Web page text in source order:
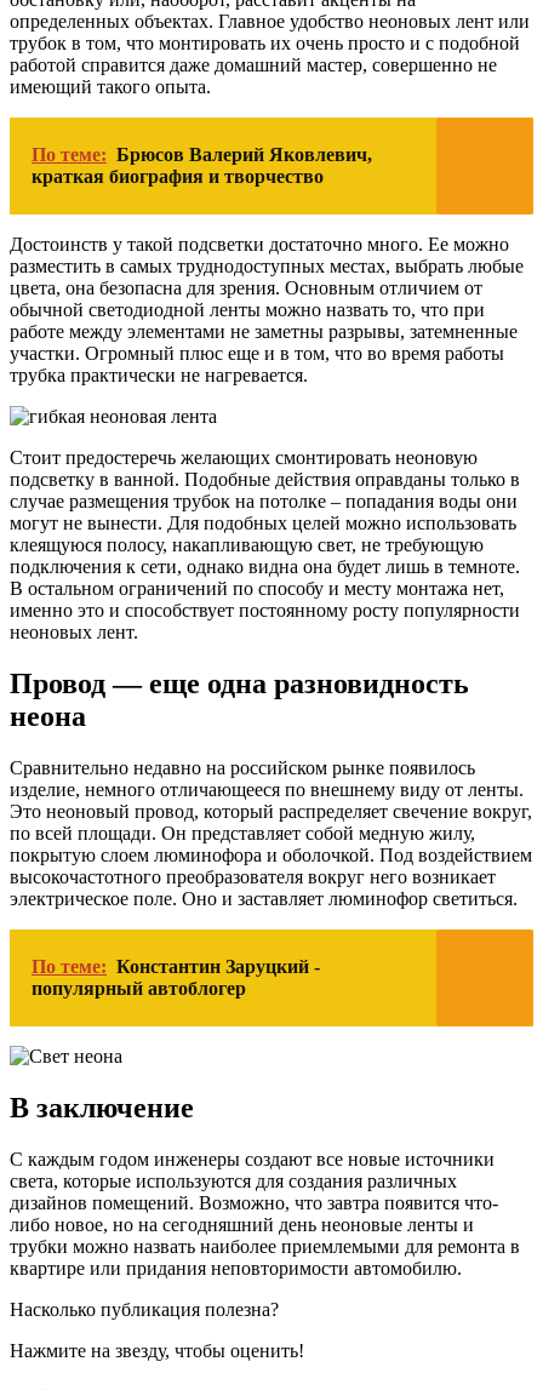
определенных объектах. Главное удобство неоновых лент или
трубок в том, что монтировать их очень просто и с подобной
работой справится даже домашний мастер, совершенно не
имеющий такого опыта.
По теме: Брюсов Валерий Яковлевич,
краткая биография и творчество
Достоинств у такой подсветки достаточно много. Ее можно
разместить в самых труднодоступных местах, выбрать любые
цвета, она безопасна для зрения. Основным отличием от
обычной светодиодной ленты можно назвать то, что при
работе между элементами не заметны разрывы, затемненные
участки. Огромный плюс еще и в том, что во время работы
трубка практически не нагревается.
Стоит предостеречь желающих смонтировать неоновую
подсветку в ванной. Подобные действия оправданы только в
случае размещения трубок на потолке – попадания воды они
могут не вынести. Для подобных целей можно использовать
клеящуюся полосу, накапливающую свет, не требующую
подключения к сети, однако видна она будет лишь в темноте.
В остальном ограничений по способу и месту монтажа нет,
именно это и способствует постоянному росту популярности
неоновых лент.
Провод — еще одна разновидность
неона
Сравнительно недавно на российском рынке появилось
изделие, немного отличающееся по внешнему виду от ленты.
Это неоновый провод, который распределяет свечение вокруг,
по всей площади. Он представляет собой медную жилу,
покрытую слоем люминофора и оболочкой. Под воздействием
высокочастотного преобразователя вокруг него возникает
электрическое поле. Оно и заставляет люминофор светиться.
По теме: Константин Заруцкий -
популярный автоблогер
В заключение
С каждым годом инженеры создают все новые источники
света, которые используются для создания различных
дизайнов помещений. Возможно, что завтра появится что-
либо новое, но на сегодняшний день неоновые ленты и
трубки можно назвать наиболее приемлемыми для ремонта в
квартире или придания неповторимости автомобилю.
Насколько публикация полезна?
Нажмите на звезду, чтобы оценить!